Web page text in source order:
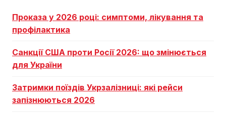
Проказа у 2026 році: симптоми, лікування та
профілактика
Санкції США проти Росії 2026: що змінюється
для України
Затримки поїздів Укрзалізниці: які рейси
запізнюються 2026